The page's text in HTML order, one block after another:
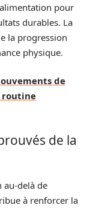
pour
durables. La
la progression
physique.
de
routine
de la
au-delà de
à renforcer la